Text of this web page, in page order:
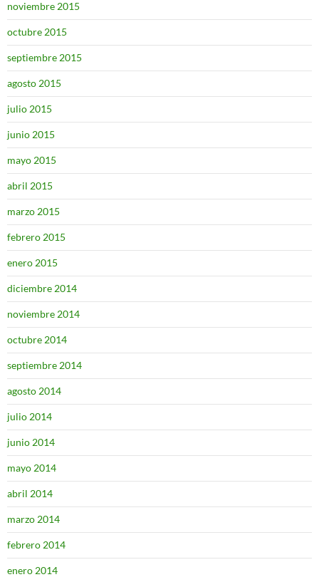
noviembre 2015
octubre 2015
septiembre 2015
agosto 2015
julio 2015
junio 2015
mayo 2015
abril 2015
marzo 2015
febrero 2015
enero 2015
diciembre 2014
noviembre 2014
octubre 2014
septiembre 2014
agosto 2014
julio 2014
junio 2014
mayo 2014
abril 2014
marzo 2014
febrero 2014
enero 2014